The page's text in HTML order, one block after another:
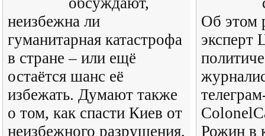
неизбежна ли
гуманитарная катастрофа
в стране – или ещё
остаётся шанс её
избежать. Думают также
о том, как спасти Киев от
неизбежного разрушения,
Об этом
эксперт
Рожин в